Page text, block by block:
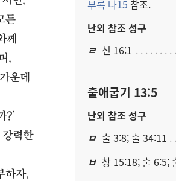
든
께
,
운데
?’
력한
하자,
부록 나15 참조.
난외 참조 성구
ㄹ 신 16:1
출애굽기 13:5
난외 참조 성구
ㅁ 출 3:8; 출 34:11
ㅂ 창 15:18; 출 6:5;